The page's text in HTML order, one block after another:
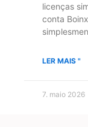
licenças
conta
LER MAIS "
7. maio 2026